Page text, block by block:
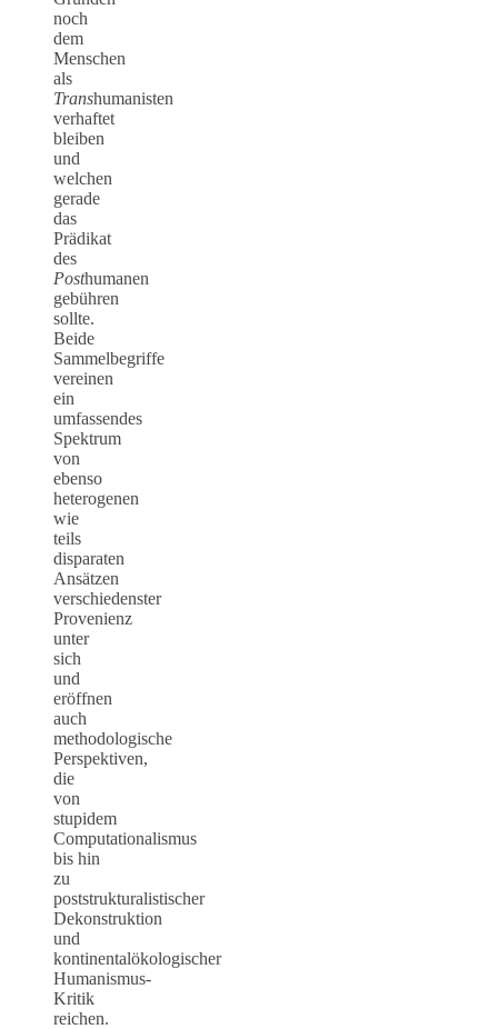
noch
dem
Menschen
als
Transhumanisten
verhaftet
bleiben
und
welchen
gerade
das
Prädikat
des
Posthumanen
gebühren
sollte.
Beide
Sammelbegriffe
vereinen
ein
umfassendes
Spektrum
von
ebenso
heterogenen
wie
teils
disparaten
Ansätzen
verschiedenster
Provenienz
unter
sich
und
eröffnen
auch
methodologische
Perspektiven,
die
von
stupidem
Computationalismus
bis hin
zu
poststrukturalistischer
Dekonstruktion
und
kontinentalökologischer
Humanismus-
Kritik
reichen.